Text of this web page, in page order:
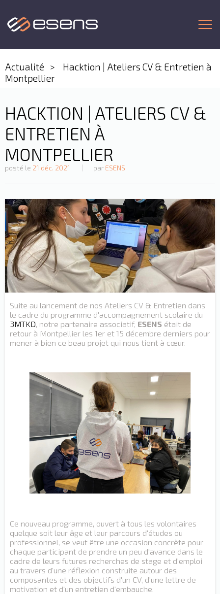
Actualité
Hacktion | Ateliers CV & Entretien à
Montpellier
HACKTION | ATELIERS CV &
ENTRETIEN À
MONTPELLIER
posté le 21 déc. 2021 par ESENS
Suite au lancement de nos Ateliers CV & Entretien dans
le cadre du programme d'accompagnement scolaire du
3MTKD , notre partenaire associatif, ESENS était de
retour à Montpellier les 1er et 15 décembre derniers pour
mener à bien ce beau projet qui nous tient à cœur.
Ce nouveau programme, ouvert à tous les volontaires
quelque soit leur âge et leur parcours d'études ou
professionnel, se veut être une occasion concrète pour
chaque participant de prendre un peu d'avance dans le
cadre de leurs futures recherches de stage et d'emploi
au travers d'une réflexion construite autour des
composantes et des objectifs d'un CV, d'une lettre de
motivation et d'un entretien d'embauche.